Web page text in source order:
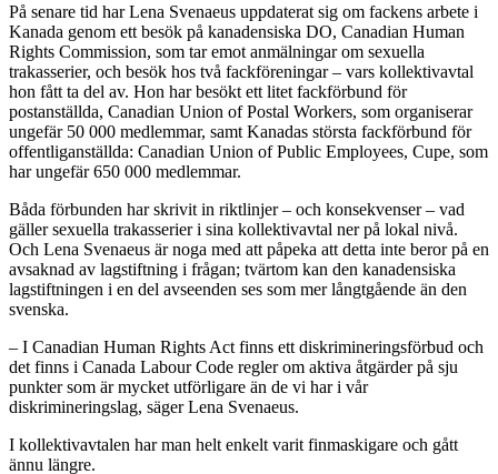
På senare tid har Lena Svenaeus uppdaterat sig om fackens arbete i
Kanada genom ett besök på kanadensiska DO, Canadian Human
Rights Commission, som tar emot anmälningar om sexuella
trakasserier, och besök hos två fackföreningar – vars kollektivavtal
hon fått ta del av. Hon har besökt ett litet fackförbund för
postanställda, Canadian Union of Postal Workers, som organiserar
ungefär 50 000 medlemmar, samt Kanadas största fackförbund för
offentliganställda: Canadian Union of Public Employees, Cupe, som
har ungefär 650 000 medlemmar.
Båda förbunden har skrivit in riktlinjer – och konsekvenser – vad
gäller sexuella trakasserier i sina kollektivavtal ner på lokal nivå.
Och Lena Svenaeus är noga med att påpeka att detta inte beror på en
avsaknad av lagstiftning i frågan; tvärtom kan den kanadensiska
lagstiftningen i en del avseenden ses som mer långtgående än den
svenska.
– I Canadian Human Rights Act finns ett diskrimineringsförbud och
det finns i Canada Labour Code regler om aktiva åtgärder på sju
punkter som är mycket utförligare än de vi har i vår
diskrimineringslag, säger Lena Svenaeus.
I kollektivavtalen har man helt enkelt varit finmaskigare och gått
ännu längre.